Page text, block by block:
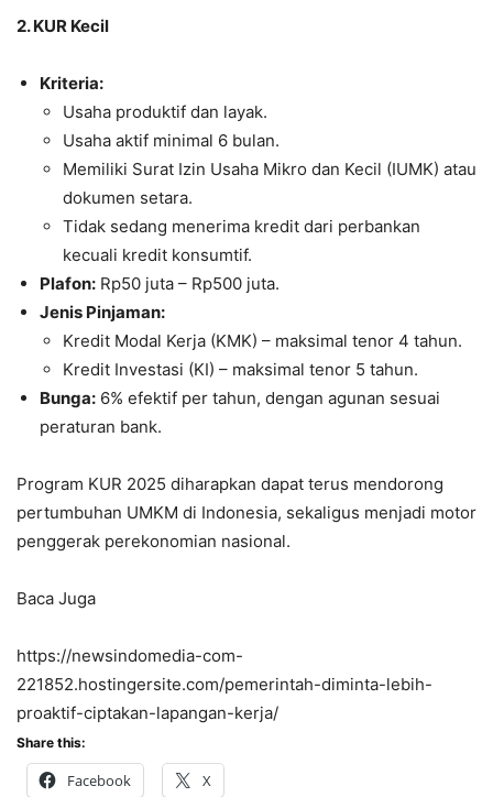
2. KUR Kecil
Kriteria:
Usaha produktif dan layak.
Usaha aktif minimal 6 bulan.
Memiliki Surat Izin Usaha Mikro dan Kecil (IUMK) atau
dokumen setara.
Tidak sedang menerima kredit dari perbankan
kecuali kredit konsumtif.
Plafon: Rp50 juta – Rp500 juta.
Jenis Pinjaman:
Kredit Modal Kerja (KMK) – maksimal tenor 4 tahun.
Kredit Investasi (KI) – maksimal tenor 5 tahun.
Bunga: 6% efektif per tahun, dengan agunan sesuai
peraturan bank.
Program KUR 2025 diharapkan dapat terus mendorong
pertumbuhan UMKM di Indonesia, sekaligus menjadi motor
penggerak perekonomian nasional.
Baca Juga
https://newsindomedia-com-
221852.hostingersite.com/pemerintah-diminta-lebih-
proaktif-ciptakan-lapangan-kerja/
Share this:
Facebook X